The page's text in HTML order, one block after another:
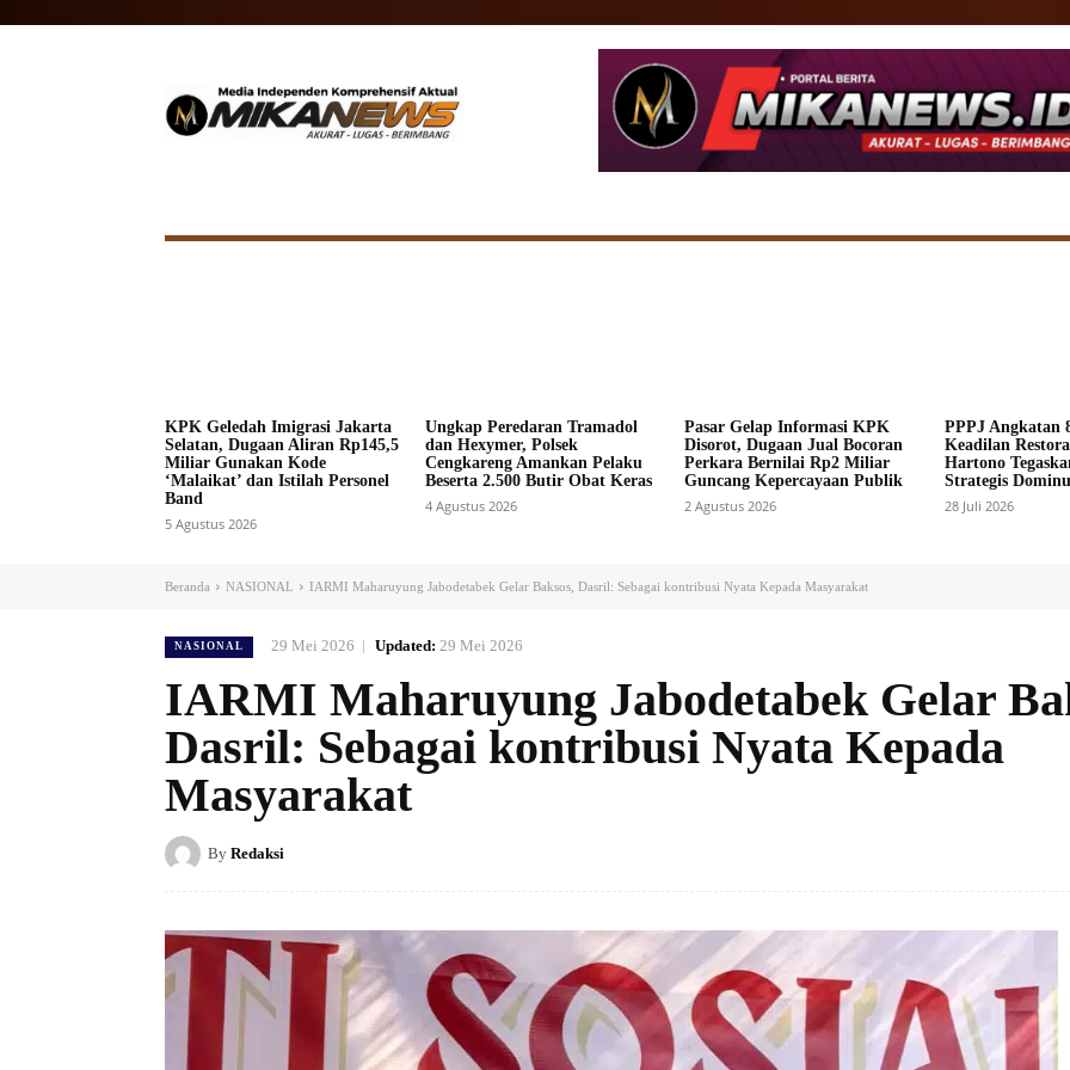
KPK Geledah Imigrasi Jakarta
Selatan, Dugaan Aliran Rp145,5
Miliar Gunakan Kode
‘Malaikat’ dan Istilah Personel
Band
5 Agustus 2026
Ungkap Peredaran Tramadol
dan Hexymer, Polsek
Cengkareng Amankan Pelaku
Beserta 2.500 Butir Obat Keras
4 Agustus 2026
Pasar Gelap Informasi KPK
Disorot, Dugaan Jual Bocoran
Perkara Bernilai Rp2 Miliar
Guncang Kepercayaan Publik
2 Agustus 2026
PPPJ Angkatan
Keadilan
Hartono
Strategis
28 Juli 2026
Beranda NASIONAL IARMI Maharuyung Jabodetabek Gelar Baksos, Dasril: Sebagai kontribusi Nyata Kepada Masyarakat
NASIONAL 29 Mei 2026 Updated: 29 Mei 2026
IARMI Maharuyung Jabodetabek Gelar
Dasril: Sebagai kontribusi Nyata Kepada
Masyarakat
By Redaksi